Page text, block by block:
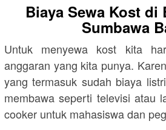
Biaya Sewa Kost di
Sumbawa
Untuk menyewa kost kita
anggaran yang kita punya.
yang termasuk sudah biaya
membawa seperti televisi atau
cooker untuk mahasiswa dan